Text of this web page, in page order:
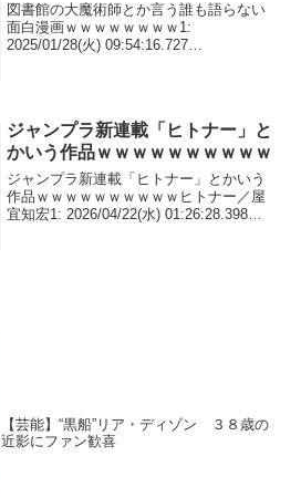
図書館の大魔術師とか言う誰も語らない
面白漫画ｗｗｗｗｗｗｗｗ1:
2025/01/28(火) 09:54:16.727
ジャンプラ新連載「ヒトナー」と
かいう作品ｗｗｗｗｗｗｗｗｗｗ
ジャンプラ新連載「ヒトナー」とかいう
作品ｗｗｗｗｗｗｗｗｗｗヒトナー／屋
宜知宏1: 2026/04/22(水) 01:26:28.398
【芸能】“黒船”リア・ディゾン ３８歳の
近影にファン歓喜